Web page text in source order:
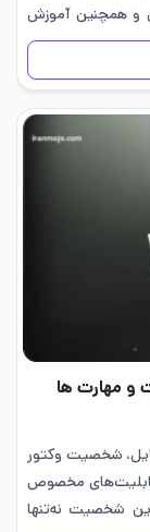
و همچنین آموزش
و مهارت ها
شخصیت وکتور
قابلیت‌های مخصوص
شخصیت نه‌تنها